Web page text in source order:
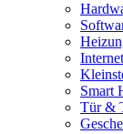
Smart
Tür &